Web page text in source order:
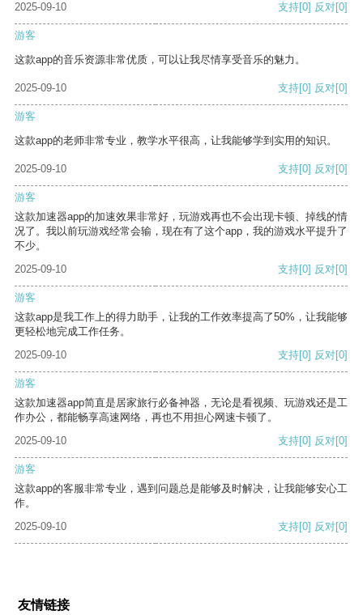
2025-09-10
支持[0] 反对[0]
游客
这款app的音乐资源非常优质，可以让我尽情享受音乐的魅力。
2025-09-10 支持[0] 反对[0]
游客
这款app的老师非常专业，教学水平很高，让我能够学到实用的知识。
2025-09-10 支持[0] 反对[0]
游客
这款加速器app的加速效果非常好，玩游戏再也不会出现卡顿、掉线的情
况了。我以前玩游戏经常会输，现在有了这个app，我的游戏水平提升了
不少。
2025-09-10
支持[0] 反对[0]
游客
这款app是我工作上的得力助手，让我的工作效率提高了50%，让我能够
更轻松地完成工作任务。
2025-09-10
支持[0] 反对[0]
游客
这款加速器app简直是居家旅行必备神器，无论是看视频、玩游戏还是工
作办公，都能畅享高速网络，再也不用担心网速卡顿了。
2025-09-10
支持[0] 反对[0]
游客
这款app的客服非常专业，遇到问题总是能够及时解决，让我能够安心工
作。
2025-09-10
支持[0] 反对[0]
友情链接